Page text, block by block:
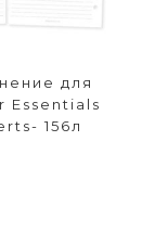
для
Essentials
156л